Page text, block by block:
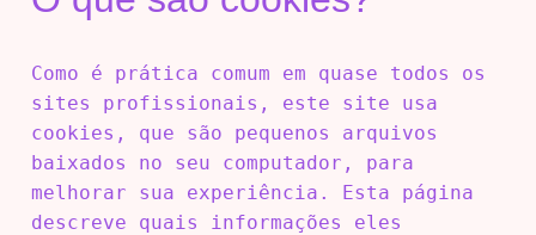
Como é prática comum em quase todos os
sites profissionais, este site usa
cookies, que são pequenos arquivos
baixados no seu computador, para
melhorar sua experiência. Esta página
descreve quais informações eles